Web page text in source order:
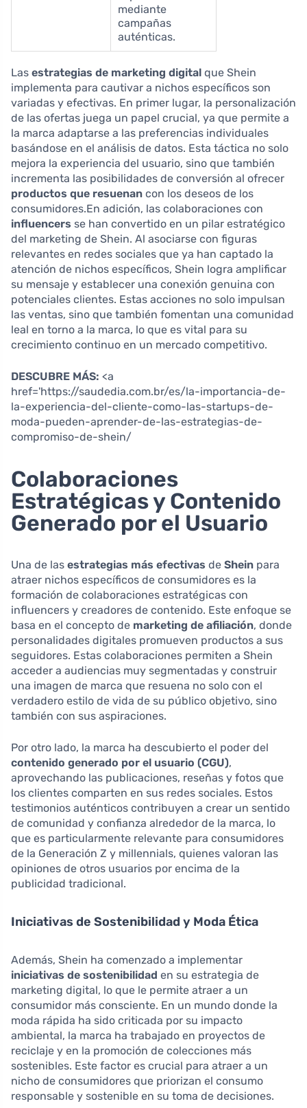
mediante
campañas
auténticas.
Las estrategias de marketing digital que Shein
implementa para cautivar a nichos específicos son
variadas y efectivas. En primer lugar, la personalización
de las ofertas juega un papel crucial, ya que permite a
la marca adaptarse a las preferencias individuales
basándose en el análisis de datos. Esta táctica no solo
mejora la experiencia del usuario, sino que también
incrementa las posibilidades de conversión al ofrecer
productos que resuenan con los deseos de los
consumidores.En adición, las colaboraciones con
influencers se han convertido en un pilar estratégico
del marketing de Shein. Al asociarse con figuras
relevantes en redes sociales que ya han captado la
atención de nichos específicos, Shein logra amplificar
su mensaje y establecer una conexión genuina con
potenciales clientes. Estas acciones no solo impulsan
las ventas, sino que también fomentan una comunidad
leal en torno a la marca, lo que es vital para su
crecimiento continuo en un mercado competitivo.
DESCUBRE MÁS: <a
href='https://saudedia.com.br/es/la-importancia-de-
la-experiencia-del-cliente-como-las-startups-de-
moda-pueden-aprender-de-las-estrategias-de-
compromiso-de-shein/
Colaboraciones
Estratégicas y Contenido
Generado por el Usuario
Una de las estrategias más efectivas de Shein para
atraer nichos específicos de consumidores es la
formación de colaboraciones estratégicas con
influencers y creadores de contenido. Este enfoque se
basa en el concepto de marketing de afiliación, donde
personalidades digitales promueven productos a sus
seguidores. Estas colaboraciones permiten a Shein
acceder a audiencias muy segmentadas y construir
una imagen de marca que resuena no solo con el
verdadero estilo de vida de su público objetivo, sino
también con sus aspiraciones.
Por otro lado, la marca ha descubierto el poder del
contenido generado por el usuario (CGU),
aprovechando las publicaciones, reseñas y fotos que
los clientes comparten en sus redes sociales. Estos
testimonios auténticos contribuyen a crear un sentido
de comunidad y confianza alrededor de la marca, lo
que es particularmente relevante para consumidores
de la Generación Z y millennials, quienes valoran las
opiniones de otros usuarios por encima de la
publicidad tradicional.
Iniciativas de Sostenibilidad y Moda Ética
Además, Shein ha comenzado a implementar
iniciativas de sostenibilidad en su estrategia de
marketing digital, lo que le permite atraer a un
consumidor más consciente. En un mundo donde la
moda rápida ha sido criticada por su impacto
ambiental, la marca ha trabajado en proyectos de
reciclaje y en la promoción de colecciones más
sostenibles. Este factor es crucial para atraer a un
nicho de consumidores que priorizan el consumo
responsable y sostenible en su toma de decisiones.